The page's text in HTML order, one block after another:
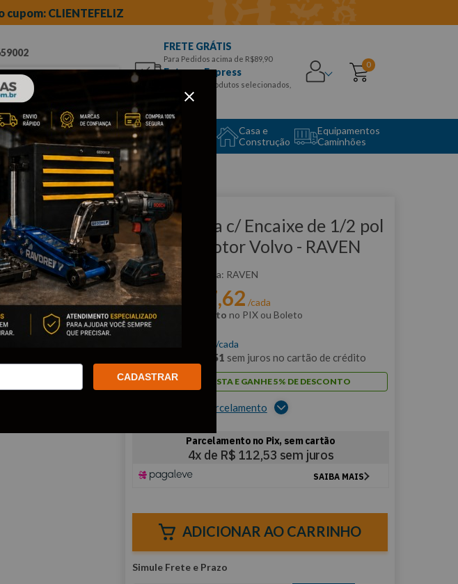
cupom: CLIENTEFELIZ
FRETE GRÁTIS
Para Pedidos acima de R$89,90
Entrega Express
para CEPS e produtos selecionados,
Aproveite!
0
Ferramentas
Automotivas Especiais
Equipamento
Auto Center
Casa e
Construção
Equipamentos
Caminhões
Clique e veja!
Ferramenta c/ Encaixe de 1/2 pol
p/ Girar Motor Volvo - RAVEN
:R731001 RAVEN
Por:R$ 427,62 /cada
com5% de desconto no PIX ou Boleto
/cada
51 sem juros no cartão de crédito
PAGUE À VISTA E GANHE 5% DE DESCONTO
Ver opções de parcelamento
ADICIONAR AO CARRINHO
CADASTRAR